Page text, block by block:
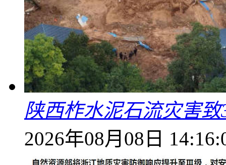
陕西柞水泥石流灾害
2026年08月08日